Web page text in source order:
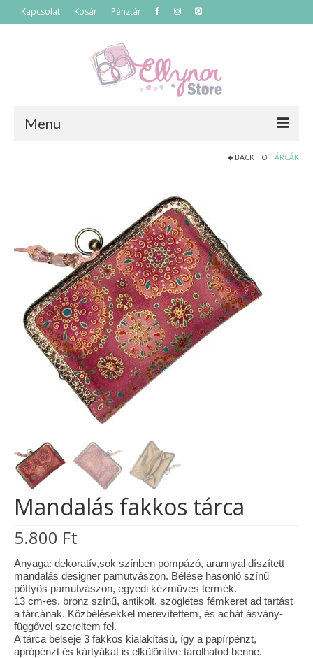
Kapcsolat Kosár Pénztár
Menu
Akciós termékek
Táskák
Neszeszerek
Tárcák
Szemüvegtokok
Zsebkendő tartók
Bankkártya tartók
Tolltartók
Mobiltelefon tartók
Tote bag
Piactér
Kosár
Galéria
Hasznos információk
Vásárok, ahol velem is találkozhattál…
BACK TO TÁRCÁK
Mandalás fakkos tárca
5.800 Ft
Anyaga: dekoratív,sok színben pompázó, arannyal díszített
mandalás designer pamutvászon. Bélése hasonló színű
pöttyös pamutvászon, egyedi kézműves termék.
13 cm-es, bronz színű, antikolt, szögletes fémkeret ad tartást
a tárcának. Közbélésekkel merevítettem, és achát ásvány-
függővel szereltem fel.
A tárca belseje 3 fakkos kialakítású, így a papírpénzt,
aprópénzt és kártyákat is elkülönítve tárolhatod benne.